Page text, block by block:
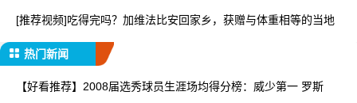
[推荐视频]吃得完吗？加维法比安回家乡，获赠与体重相等的当地
热门新闻
【好看推荐】2008届选秀球员生涯场均得分榜：威少第一 罗斯